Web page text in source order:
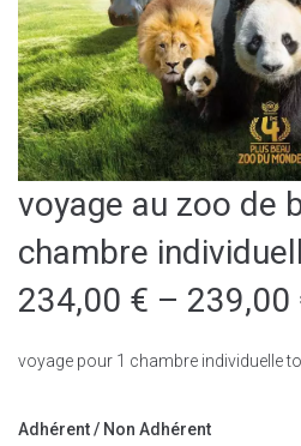
voyage au zoo de
chambre
234,00 € – 239,00
voyage pour 1 chambre individuelle
Adhérent / Non Adhérent